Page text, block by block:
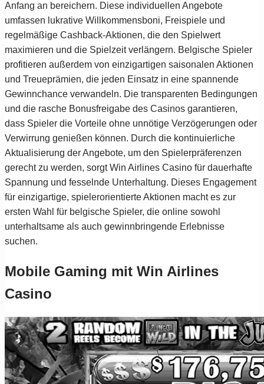
Anfang an bereichern. Diese individuellen Angebote
umfassen lukrative Willkommensboni, Freispiele und
regelmäßige Cashback-Aktionen, die den Spielwert
maximieren und die Spielzeit verlängern. Belgische Spieler
profitieren außerdem von einzigartigen saisonalen Aktionen
und Treueprämien, die jeden Einsatz in eine spannende
Gewinnchance verwandeln. Die transparenten Bedingungen
und die rasche Bonusfreigabe des Casinos garantieren,
dass Spieler die Vorteile ohne unnötige Verzögerungen oder
Verwirrung genießen können. Durch die kontinuierliche
Aktualisierung der Angebote, um den Spielerpräferenzen
gerecht zu werden, sorgt Win Airlines Casino für dauerhafte
Spannung und fesselnde Unterhaltung. Dieses Engagement
für einzigartige, spielerorientierte Aktionen macht es zur
ersten Wahl für belgische Spieler, die online sowohl
unterhaltsame als auch gewinnbringende Erlebnisse
suchen.
Mobile Gaming mit Win Airlines
Casino